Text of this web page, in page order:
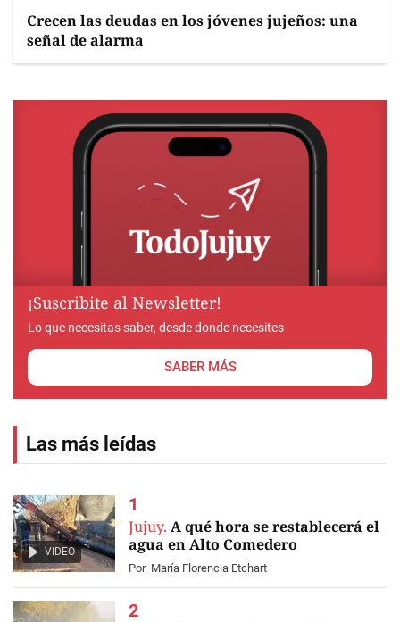
Crecen las deudas en los jóvenes jujeños: una
señal de alarma
¡Suscribite al Newsletter!
Lo que necesitas saber, desde donde necesites
SABER MÁS
Las más leídas
VIDEO
Jujuy. A qué hora se restablecerá el
agua en Alto Comedero
Por María Florencia Etchart